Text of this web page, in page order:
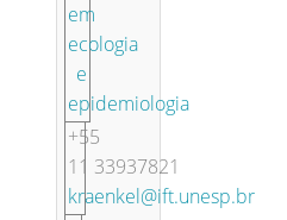
em
ecologia
e
epidemiologia
+55
11 33937821
kraenkel@ift.unesp.br